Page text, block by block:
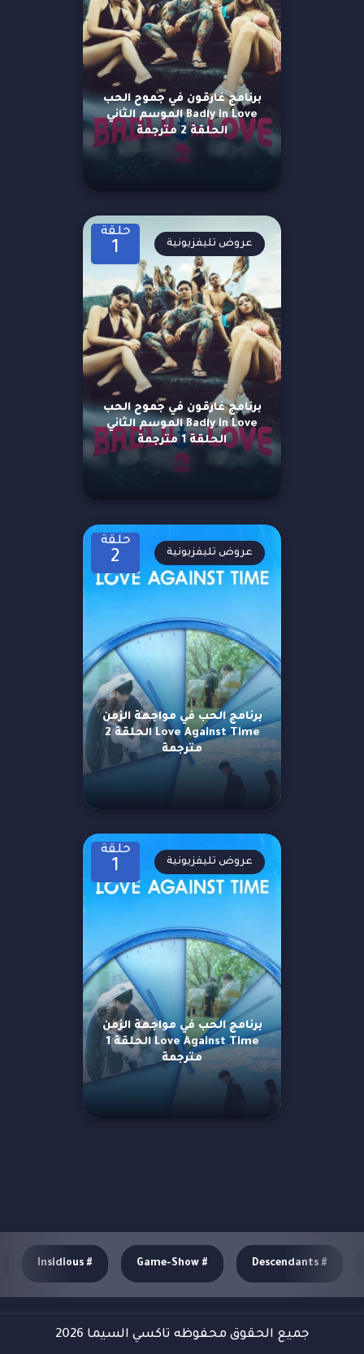
برنامج غارقون في جموح الحب
Badly in Love الموسم الثاني
الحلقة 2 مترجمة
حلقة
1
برنامج غارقون في جموح الحب
Badly in Love الموسم الثاني
الحلقة 1 مترجمة
عروض تليفزيونية
حلقة
2
برنامج الحب في مواجهة الزمن
Love Against Time الحلقة 2
مترجمة
عروض تليفزيونية
حلقة
1
برنامج الحب في مواجهة الزمن
Love Against Time الحلقة 1
مترجمة
عروض تليفزيونية
#
Descendants
#
Game-Show
#
Insidious
جميع الحقوق محفوظه تاكسي السيما 2026